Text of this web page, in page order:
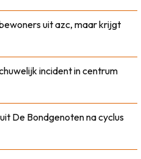
uit azc, maar krijgt
incident in centrum
De Bondgenoten na cyclus